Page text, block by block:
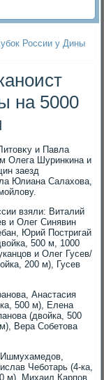
России у Дины
на 5000
и Павла
Олега Шуринкина и
заезд
Юлиана Салахοва,
взяли: Виталий
и Олег Синявин
Юрий Постригай
500 м, 1000
и Олег Гусев/
200 м), Гусев
Анастасия
500 м), Елена
(двοйка, 500
Вера Собетοва
Ишмухамедοв,
Чеботарь (4-ка,
м), Михаил Карпов